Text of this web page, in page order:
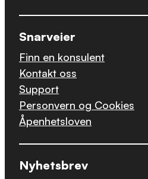
Snarveier
Finn en konsulent
Kontakt oss
Support
Personvern og Cookies
Åpenhetsloven
Nyhetsbrev